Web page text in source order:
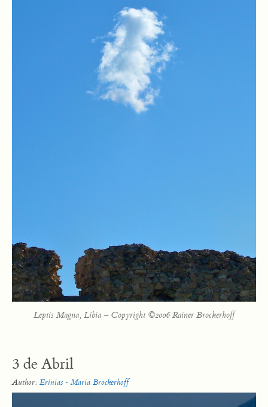
Leptis Magna, Líbia – Copyright ©2006 Rainer Brockerhoff
3 de Abril
Author: Erínias - Maria Brockerhoff